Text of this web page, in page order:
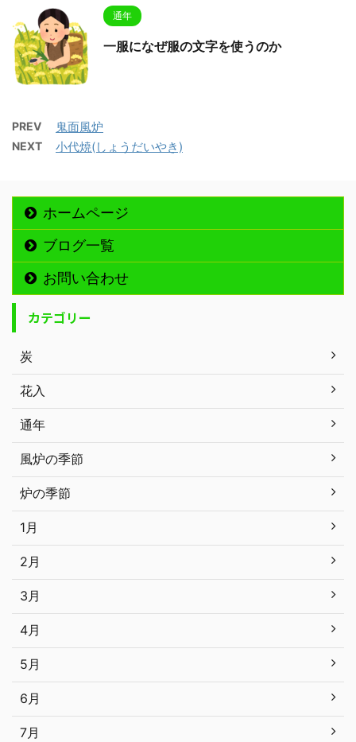
通年
一服になぜ服の文字を使うのか
PREV 鬼面風炉
NEXT 小代焼(しょうだいやき)
ホームページ
ブログ一覧
お問い合わせ
カテゴリー
炭
花入
通年
風炉の季節
炉の季節
1月
2月
3月
4月
5月
6月
7月